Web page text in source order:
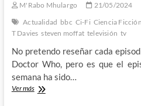
M'Rabo Mhulargo 21/05/2024
Actualidad bbc Ci-Fi Ciencia Ficción
T Davies steven moffat televisión tv
No pretendo reseñar cada
Doctor Who, pero es que el
semana ha sido…
Ver másDoctor